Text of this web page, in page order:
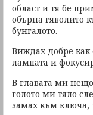
област и тя бе
обърна гяволито
бунгалото.
Виждах добре как
лампата и
В главата ми
голото ми тяло
замах към ключа,